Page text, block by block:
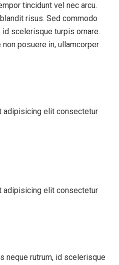
tincidunt vel nec arcu.
risus. Sed commodo
id scelerisque turpis ornare.
posuere in, ullamcorper
adipisicing elit consectetur
adipisicing elit consectetur
neque rutrum, id scelerisque